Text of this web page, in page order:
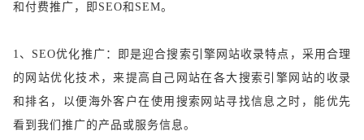
和付费推广，即 SEO和SEM。
1、SEO优化推广：即是迎合搜索引擎网站收录特点，采用合理
的网站优化技术，来提高自己网站在各大搜索引擎网站的收录
和排名，以便海外客户在使用搜索网站寻找信息之时，能优先
看到我们推广的产品或服务信息。